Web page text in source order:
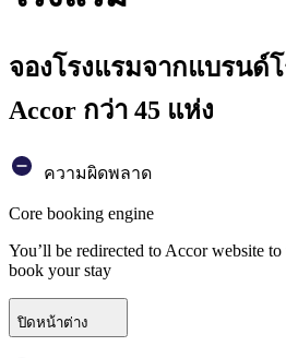
จองโรงแรมจากแบรนด์
Accor กว่า 45 แห่ง
ความผิดพลาด
Core booking engine
You’ll be redirected to Accor website
book your stay
ปิดหน้าต่าง